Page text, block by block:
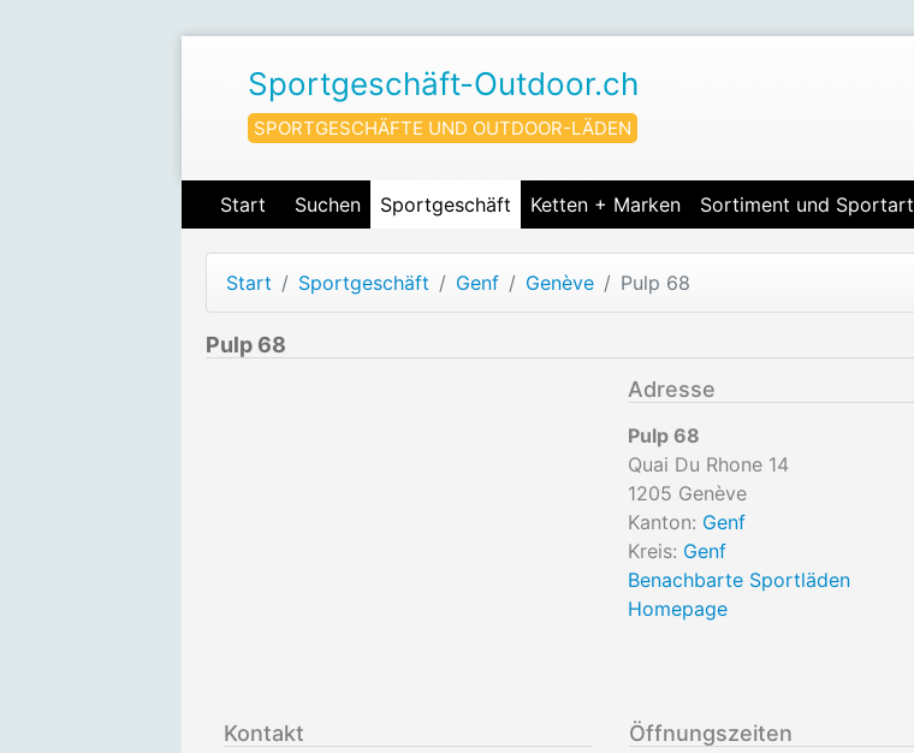
Sportgeschäft-Outdoor.ch
SPORTGESCHÄFTE UND OUTDOOR-LÄDEN
Start Suchen Sportgeschäft Ketten + Marken Sortiment und Sportart
Start Sportgeschäft Genf Genève Pulp 68
Pulp 68
Adresse
Pulp 68
Quai Du Rhone 14
1205 Genève
Kanton: Genf
Kreis: Genf
Benachbarte Sportläden
Homepage
Kontakt Öffnungszeiten